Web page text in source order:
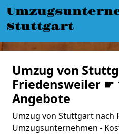
Stuttgart
Umzug von
Friedensweiler ☛
Angebote
Umzug von Stuttgart nach
Umzugsunternehmen -